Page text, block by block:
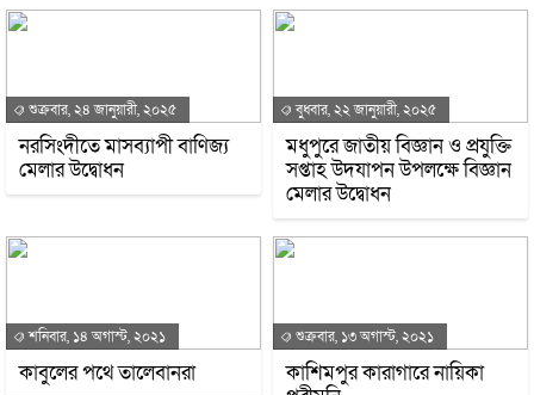
শুক্রবার, ২৪ জানুয়ারী, ২০২৫
নরসিংদীতে মাসব্যাপী বাণিজ্য
মেলার উদ্বোধন
বুধবার, ২২ জানুয়ারী, ২০২৫
মধুপুরে জাতীয় বিজ্ঞান ও প্রযুক্তি
সপ্তাহ উদযাপন উপলক্ষে বিজ্ঞান
মেলার উদ্বোধন
শনিবার, ১৪ অগাস্ট, ২০২১
কাবুলের পথে তালেবানরা
শুক্রবার, ১৩ অগাস্ট, ২০২১
কাশিমপুর কারাগারে নায়িকা